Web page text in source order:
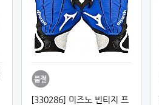
[330286] 미즈노 빈티지 프